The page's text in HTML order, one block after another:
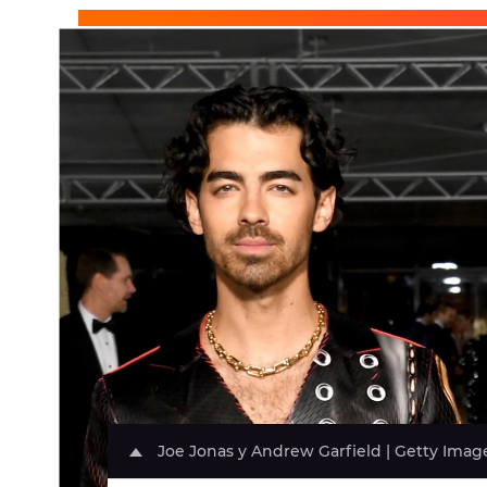
Joe Jonas y Andrew Garfield | Getty